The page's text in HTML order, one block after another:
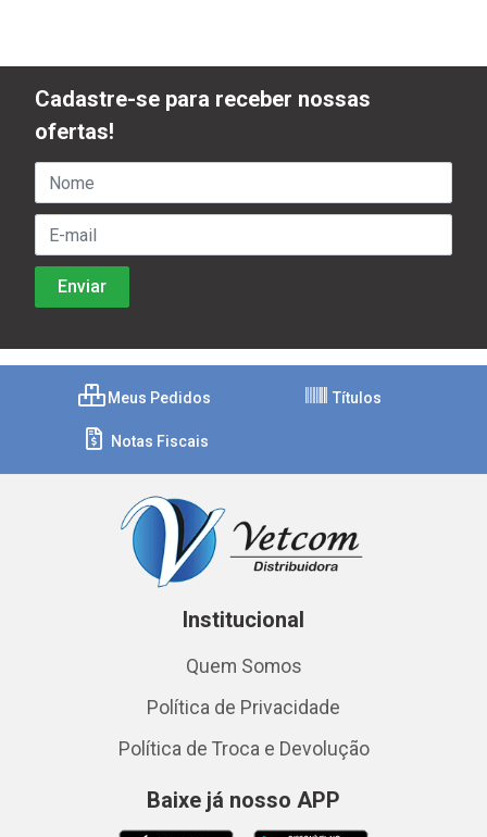
Cadastre-se para receber nossas
ofertas!
Meus Pedidos Títulos
Notas Fiscais
Institucional
Quem Somos
Política de Privacidade
Política de Troca e Devolução
Baixe já nosso APP